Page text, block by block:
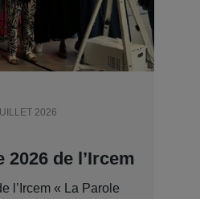
2026
de l’Ircem
l’Ircem « La Parole